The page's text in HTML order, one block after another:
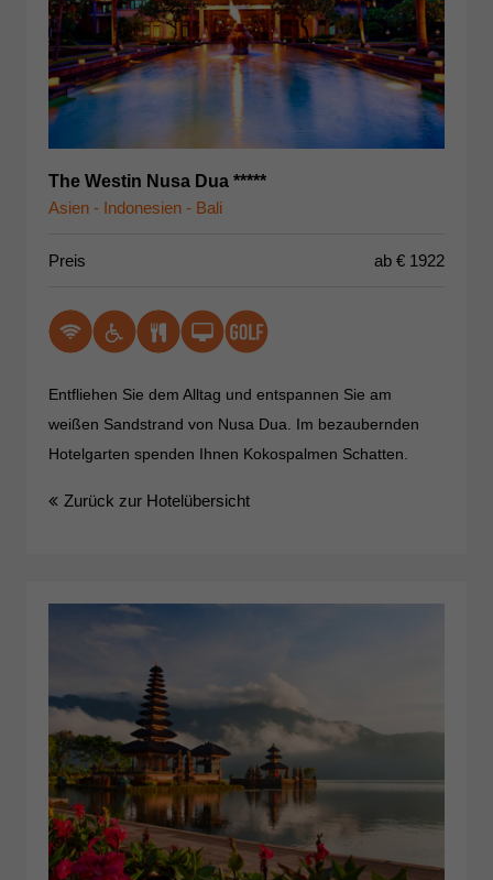
The Westin Nusa Dua *****
Asien - Indonesien - Bali
Preis ab € 1922
Entfliehen Sie dem Alltag und entspannen Sie am
weißen Sandstrand von Nusa Dua. Im bezaubernden
Hotelgarten spenden Ihnen Kokospalmen Schatten.
Zurück zur Hotelübersicht